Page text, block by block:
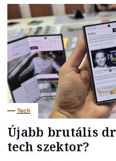
Tech
Újabb brutális
tech szektor?